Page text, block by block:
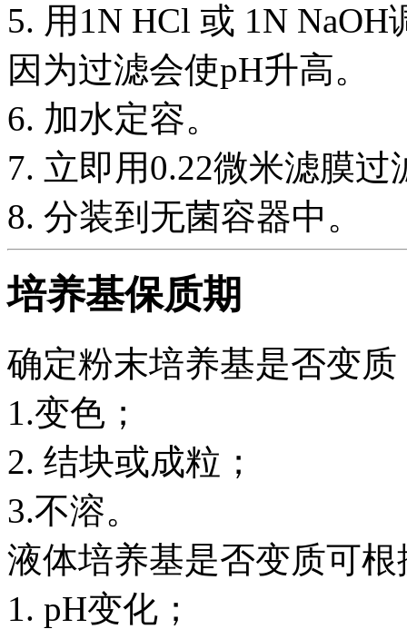
5. 用1N HCl 或 1N
因为过滤会使pH升高。
6. 加水定容。
7. 立即用0.22微米滤膜过
8. 分装到无菌容器中。
培养基保质期
确定粉末培养基是否变
1.变色；
2. 结块或成粒；
3.不溶。
液体培养基是否变质可
1. pH变化；